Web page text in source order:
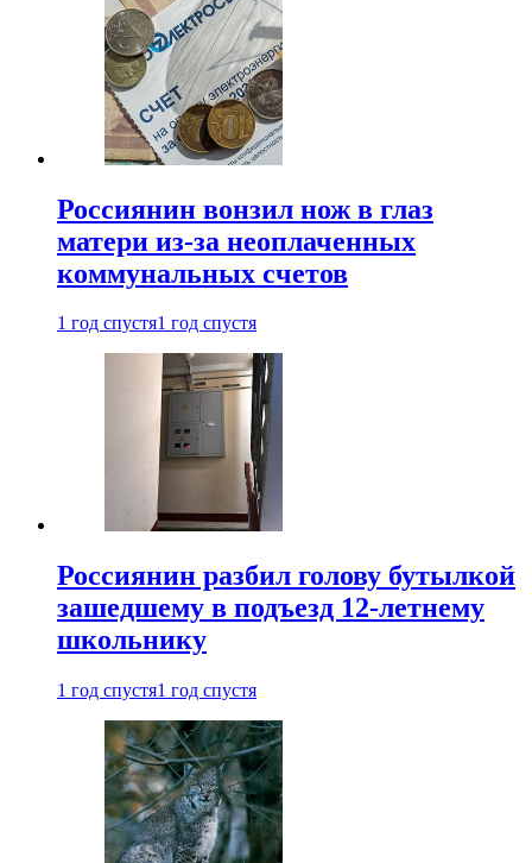
Россиянин вонзил нож в глаз
матери из-за неоплаченных
коммунальных счетов
1 год спустя1 год спустя
Россиянин разбил голову бутылкой
зашедшему в подъезд 12-летнему
школьнику
1 год спустя1 год спустя